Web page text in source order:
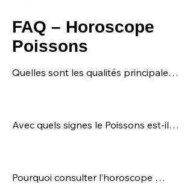
FAQ – Horoscope
Poissons
Quelles sont les qualités principales
Avec quels signes le Poissons est-il
le Scorpion et parfois le Capricorne.
Pourquoi consulter l’horoscope